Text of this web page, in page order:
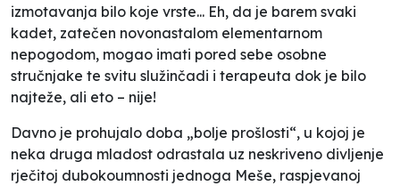
izmotavanja bilo koje vrste... Eh, da je barem svaki
kadet, zatečen novonastalom elementarnom
nepogodom, mogao imati pored sebe osobne
stručnjake te svitu služinčadi i terapeuta dok je bilo
najteže, ali eto – nije!
Davno je prohujalo doba „bolje prošlosti“, u kojoj je
neka druga mladost odrastala uz neskriveno divljenje
rječitoj dubokoumnosti jednoga Meše, raspjevanoj